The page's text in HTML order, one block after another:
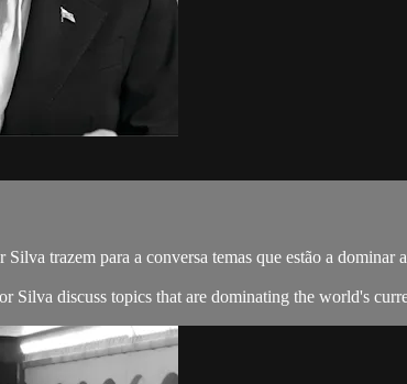
trazem para a conversa temas que estão a dominar
discuss topics that are dominating the world's